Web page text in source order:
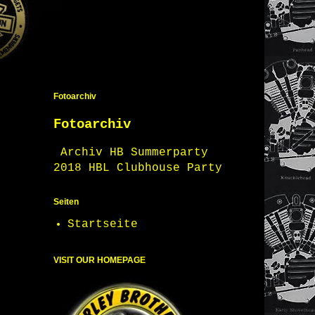
Fotoarchiv
Fotoarchiv
Archiv HB Summerparty
2018 HBL Clubhouse Party
Seiten
Startseite
VISIT OUR HOMEPAGE